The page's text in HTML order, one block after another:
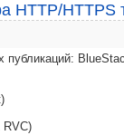
HTTP/HTTPS
RVC)